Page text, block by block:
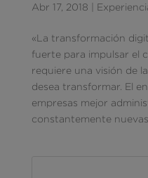
Abr 17, 2018
«La transformación
fuerte para impulsar el
requiere una visión de
desea transformar. El
empresas mejor
constantemente nuevas